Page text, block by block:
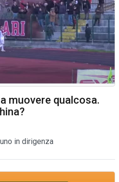
muovere qualcosa.
in dirigenza